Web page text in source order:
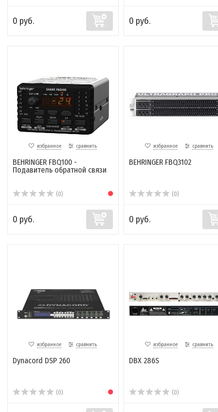
0 руб. 0 руб.
избранное сравнить
BEHRINGER FBQ100 -
Подавитель обратной связи
(0)
0 руб.
избранное сравнить
BEHRINGER FBQ3102
(0)
0 руб.
избранное сравнить
Dynacord DSP 260
(0)
избранное сравнить
DBX 286S
(0)